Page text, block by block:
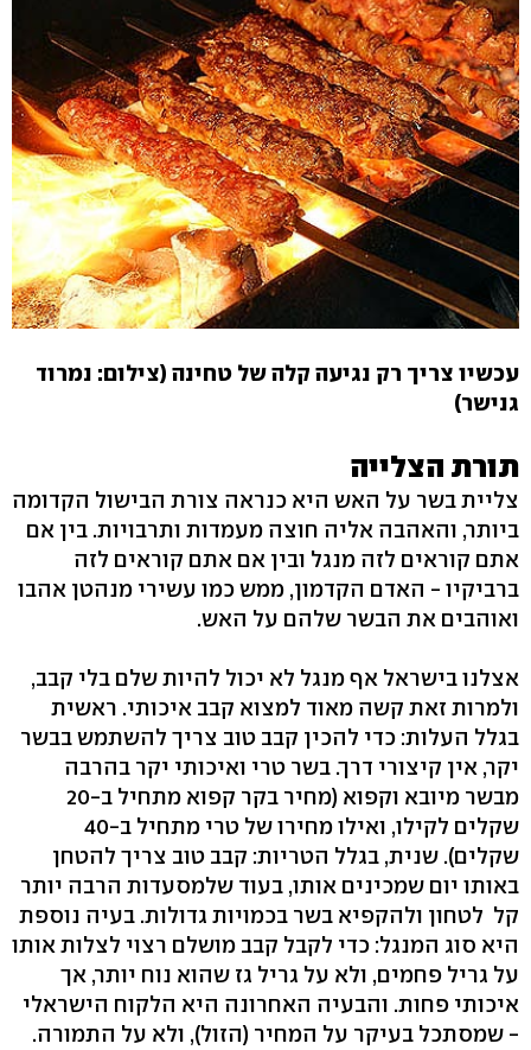
עכשיו צריך רק נגיעה קלה של טחינה (צילום: נמרוד
גנישר)
תורת הצלייה
צליית בשר על האש היא כנראה צורת הבישול הקדומה
ביותר, והאהבה אליה חוצה מעמדות ותרבויות. בין אם
אתם קוראים לזה מנגל ובין אם אתם קוראים לזה
ברביקיו - האדם הקדמון, ממש כמו עשירי מנהטן אהבו
ואוהבים את הבשר שלהם על האש.
אצלנו בישראל אף מנגל לא יכול להיות שלם בלי קבב,
ולמרות זאת קשה מאוד למצוא קבב איכותי. ראשית
בגלל העלות: כדי להכין קבב טוב צריך להשתמש בבשר
יקר, אין קיצורי דרך. בשר טרי ואיכותי יקר בהרבה
מבשר מיובא וקפוא (מחיר בקר קפוא מתחיל ב-20
שקלים לקילו, ואילו מחירו של טרי מתחיל ב-40
שקלים). שנית, בגלל הטריות: קבב טוב צריך להטחן
באותו יום שמכינים אותו, בעוד שלמסעדות הרבה יותר
קל לטחון ולהקפיא בשר בכמויות גדולות. בעיה נוספת
היא סוג המנגל: כדי לקבל קבב מושלם רצוי לצלות אותו
על גריל פחמים, ולא על גריל גז שהוא נוח יותר, אך
איכותי פחות. והבעיה האחרונה היא הלקוח הישראלי
- שמסתכל בעיקר על המחיר (הזול), ולא על התמורה.